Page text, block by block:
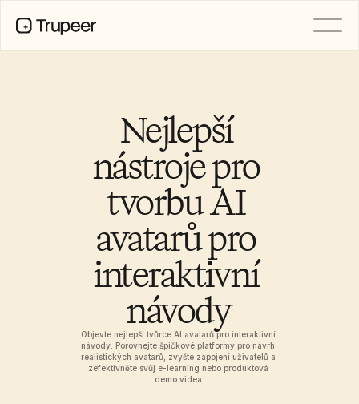
Nejlepší
nástroje pro
tvorbu AI
avatarů pro
interaktivní
návody
Objevte nejlepší tvůrce AI avatarů pro interaktivní
návody. Porovnejte špičkové platformy pro návrh
realistických avatarů, zvyšte zapojení uživatelů a
zefektivněte svůj e-learning nebo produktová
demo videa.
AI Champions of Change
Doc Templates